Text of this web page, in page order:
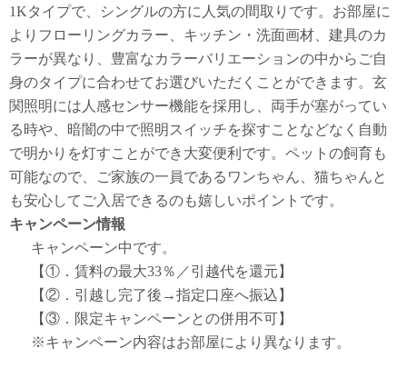
1Kタイプで、シングルの方に人気の間取りです。お部屋に
よりフローリングカラー、キッチン・洗面画材、建具のカ
ラーが異なり、豊富なカラーバリエーションの中からご自
身のタイプに合わせてお選びいただくことができます。玄
関照明には人感センサー機能を採用し、両手が塞がってい
る時や、暗闇の中で照明スイッチを探すことなどなく自動
で明かりを灯すことができ大変便利です。ペットの飼育も
可能なので、ご家族の一員であるワンちゃん、猫ちゃんと
も安心してご入居できるのも嬉しいポイントです。
キャンペーン情報
キャンペーン中です。
【①．賃料の最大33％／引越代を還元】
【②．引越し完了後→指定口座へ振込】
【③．限定キャンペーンとの併用不可】
※キャンペーン内容はお部屋により異なります。